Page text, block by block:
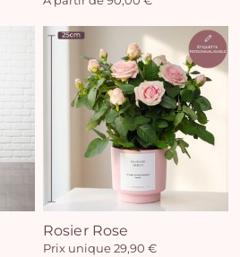
Rosier Rose
Prix unique 29,90 €